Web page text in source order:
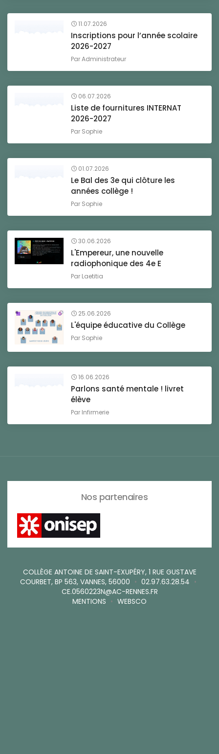
11.07.2026
Inscriptions pour l’année scolaire
2026-2027
ParAdministrateur
06.07.2026
Liste de fournitures INTERNAT
2026-2027
Par Sophie
01.07.2026
Le Bal des 3e qui clôture les
années collège !
Par Sophie
30.06.2026
L'Empereur, une nouvelle
radiophonique des 4e E
Par Laetitia
25.06.2026
L'équipe éducative du Collège
Par Sophie
16.06.2026
Parlons santé mentale ! livret
élève
Par Infirmerie
Nos partenaires
COLLÈGE ANTOINE DE SAINT-EXUPÉRY, 1 RUE GUSTAVE
COURBET, BP 563, VANNES, 56000 • 02.97.63.28.54 •
CE.0560223N@AC-RENNES.FR
MENTIONS • WEBSCO